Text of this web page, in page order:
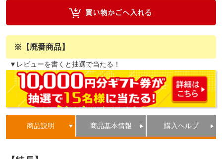
※【廃番商品】
▼レビューを書くと抽選で当たる！
商品説明 商品基本情報 購入ヘルプ